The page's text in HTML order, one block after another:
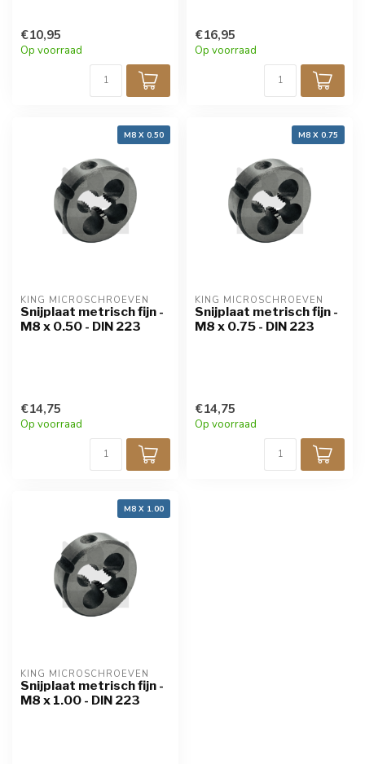
€10,95
Op voorraad
€16,95
Op voorraad
M8 X 0.50
KING MICROSCHROEVEN
Snijplaat metrisch fijn -
M8 x 0.50 - DIN 223
€14,75
Op voorraad
M8 X 0.75
KING MICROSCHROEVEN
Snijplaat metrisch fijn -
M8 x 0.75 - DIN 223
€14,75
Op voorraad
M8 X 1.00
KING MICROSCHROEVEN
Snijplaat metrisch fijn -
M8 x 1.00 - DIN 223